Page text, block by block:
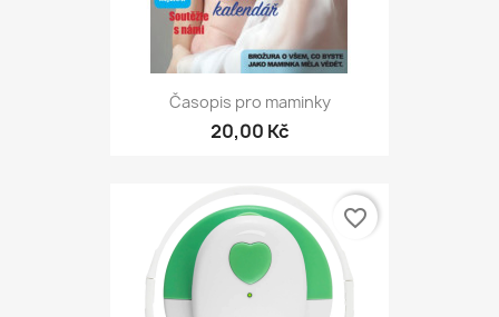
Časopis pro maminky
20,00 Kč
favorite_border